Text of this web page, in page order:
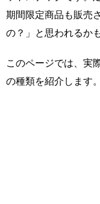
期間限定商品も販売
の？」と思われるか
このページでは、実
の種類を紹介します。